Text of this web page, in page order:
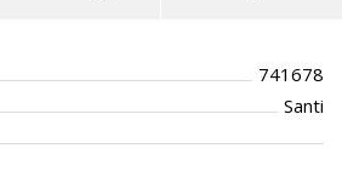
741678
Santi